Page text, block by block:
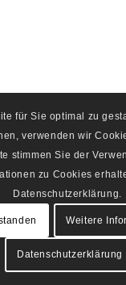
für Sie optimal zu
verwenden wir
stimmen Sie der
zu Cookies
Datenschutzerklärung.
Weitere
Datenschutzerklärung